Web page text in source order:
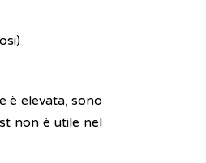
è elevata, sono
non è utile nel